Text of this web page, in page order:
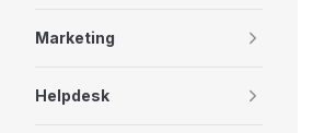
Marketing
Helpdesk